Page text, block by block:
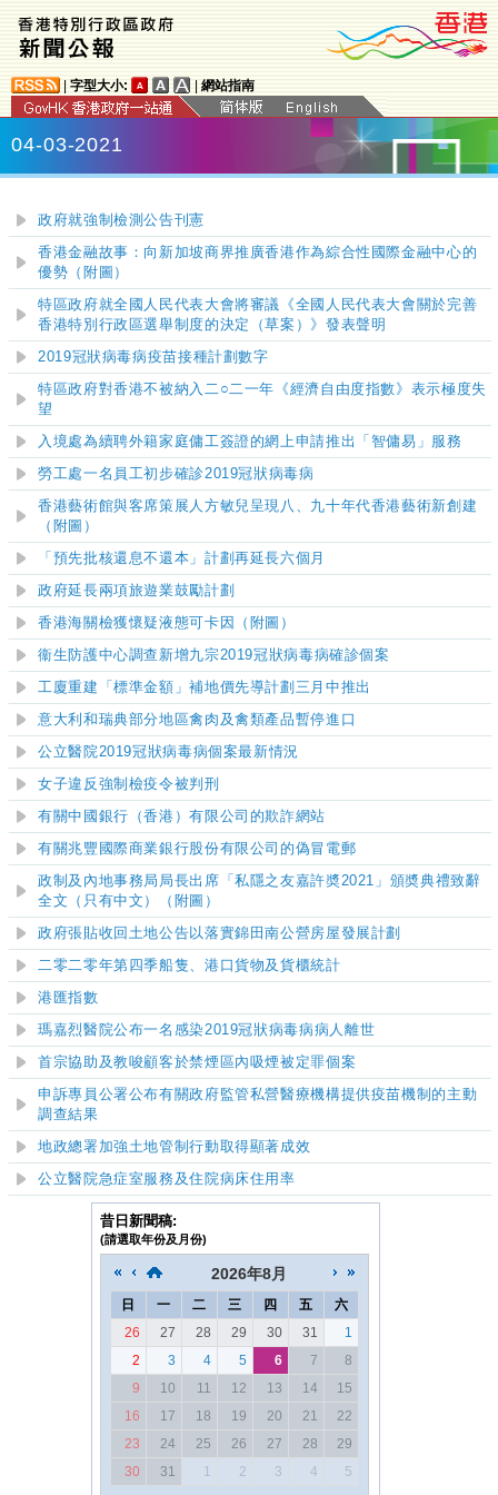
字型大小: 網站指南
04-03-2021
政府就強制檢測公告刊憲
香港金融故事：向新加坡商界推廣香港作為綜合性國際金融中心的
優勢（附圖）
特區政府就全國人民代表大會將審議《全國人民代表大會關於完善
香港特別行政區選舉制度的決定（草案）》發表聲明
2019冠狀病毒病疫苗接種計劃數字
特區政府對香港不被納入二○二一年《經濟自由度指數》表示極度失
望
入境處為續聘外籍家庭傭工簽證的網上申請推出「智傭易」服務
勞工處一名員工初步確診2019冠狀病毒病
香港藝術館與客席策展人方敏兒呈現八、九十年代香港藝術新創建
（附圖）
「預先批核還息不還本」計劃再延長六個月
政府延長兩項旅遊業鼓勵計劃
香港海關檢獲懷疑液態可卡因（附圖）
衞生防護中心調查新增九宗2019冠狀病毒病確診個案
工廈重建「標準金額」補地價先導計劃三月中推出
意大利和瑞典部分地區禽肉及禽類產品暫停進口
公立醫院2019冠狀病毒病個案最新情況
女子違反強制檢疫令被判刑
有關中國銀行（香港）有限公司的欺詐網站
有關兆豐國際商業銀行股份有限公司的偽冒電郵
政制及內地事務局局長出席「私隱之友嘉許奬2021」頒奬典禮致辭
全文（只有中文）（附圖）
政府張貼收回土地公告以落實錦田南公營房屋發展計劃
二零二零年第四季船隻、港口貨物及貨櫃統計
港匯指數
瑪嘉烈醫院公布一名感染2019冠狀病毒病病人離世
首宗協助及教唆顧客於禁煙區內吸煙被定罪個案
申訴專員公署公布有關政府監管私營醫療機構提供疫苗機制的主動
調查結果
地政總署加強土地管制行動取得顯著成效
公立醫院急症室服務及住院病床住用率
昔日新聞稿:
(請選取年份及月份)
2026年8月
日 一 二 三 四 五
六
26
27 28 29 30 31
1
2
3 4 5 6 7
8
9
10 11 12 13 14
15
16
17 18 19 20 21
22
23
24 25 26 27 28
29
30
31 1 2 3 4 5